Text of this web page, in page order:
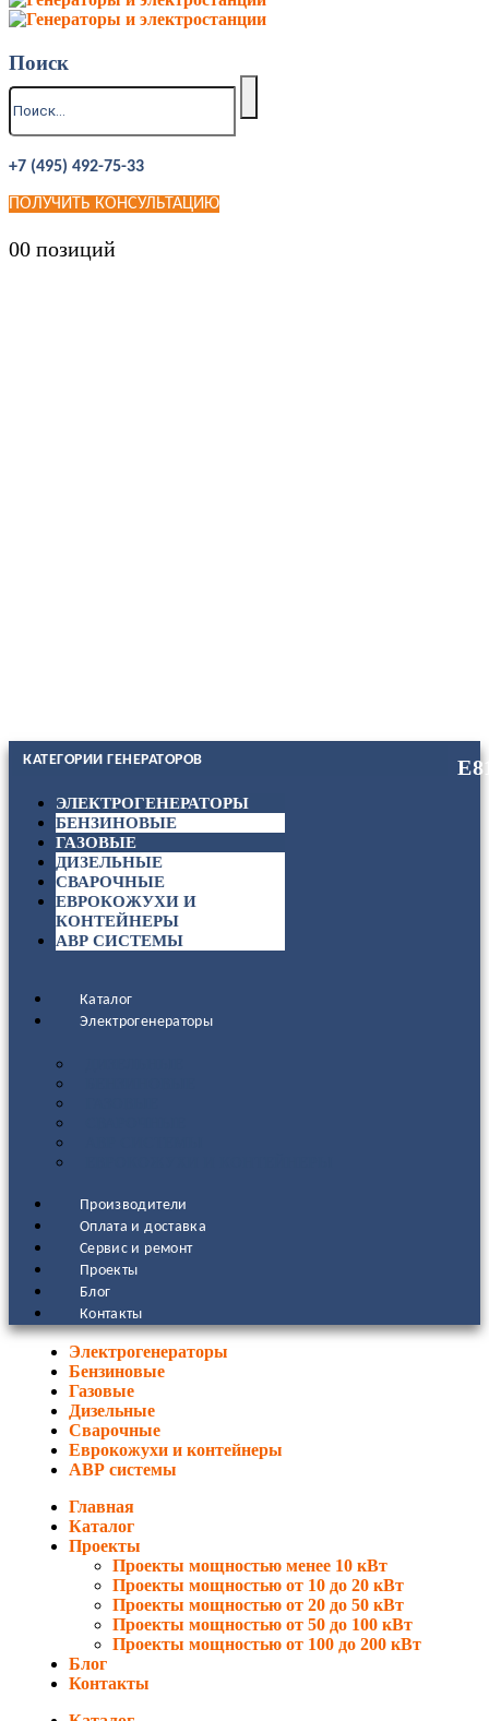
Поиск
+7 (495) 492-75-33
ПОЛУЧИТЬ КОНСУЛЬТАЦИЮ
00 позиций
КАТЕГОРИИ ГЕНЕРАТОРОВ
ЭЛЕКТРОГЕНЕРАТОРЫ
БЕНЗИНОВЫЕ
ГАЗОВЫЕ
ДИЗЕЛЬНЫЕ
СВАРОЧНЫЕ
ЕВРОКОЖУХИ И
КОНТЕЙНЕРЫ
АВР СИСТЕМЫ
Каталог
Электрогенераторы
Производители
Оплата и доставка
Сервис и ремонт
Проекты
Блог
Контакты
Электрогенераторы
Бензиновые
Газовые
Дизельные
Сварочные
Еврокожухи и контейнеры
АВР системы
Главная
Каталог
Проекты
Проекты мощностью менее 10 кВт
Проекты мощностью от 10 до 20 кВт
Проекты мощностью от 20 до 50 кВт
Проекты мощностью от 50 до 100 кВт
Проекты мощностью от 100 до 200 кВт
Блог
Контакты